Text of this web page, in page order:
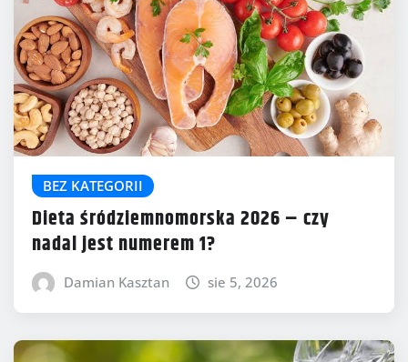
BEZ KATEGORII
Dieta śródziemnomorska 2026 – czy
nadal jest numerem 1?
Damian Kasztan sie 5, 2026